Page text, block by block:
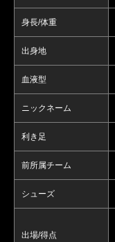
身長/体重
出身地
血液型
ニックネーム
利き足
前所属チーム
シューズ
出場/得点